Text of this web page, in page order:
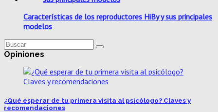
Características de los reproductores HiBy y sus principales
modelos
Opiniones
¿Qué esperar de tu primera visita al psicólogo? Claves y
recomendaciones